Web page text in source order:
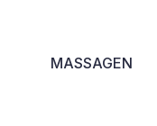
MASSAGEN